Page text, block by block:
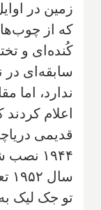
زمین در
که از
کُنده‌ای و
سابقه‌ای
ندارد، اما
اعلام
قدیمی
۱۹۴۴
تو جک لیک